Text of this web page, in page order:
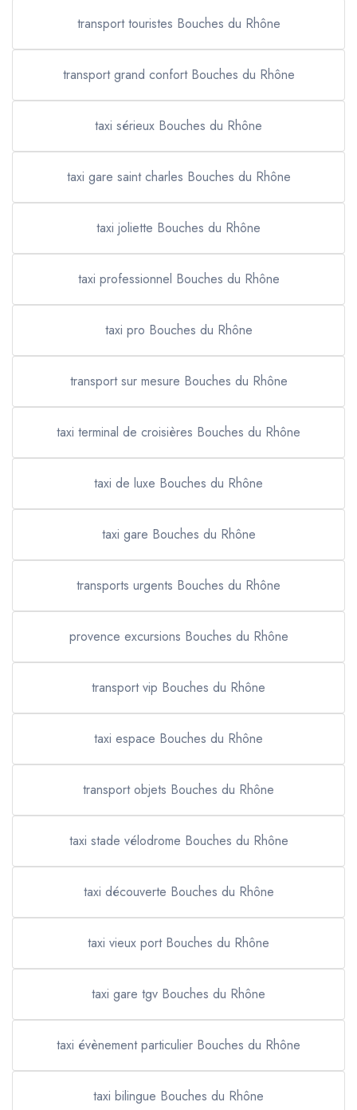
transport touristes Bouches du Rhône
transport grand confort Bouches du Rhône
taxi sérieux Bouches du Rhône
taxi gare saint charles Bouches du Rhône
taxi joliette Bouches du Rhône
taxi professionnel Bouches du Rhône
taxi pro Bouches du Rhône
transport sur mesure Bouches du Rhône
taxi terminal de croisières Bouches du Rhône
taxi de luxe Bouches du Rhône
taxi gare Bouches du Rhône
transports urgents Bouches du Rhône
provence excursions Bouches du Rhône
transport vip Bouches du Rhône
taxi espace Bouches du Rhône
transport objets Bouches du Rhône
taxi stade vélodrome Bouches du Rhône
taxi découverte Bouches du Rhône
taxi vieux port Bouches du Rhône
taxi gare tgv Bouches du Rhône
taxi évènement particulier Bouches du Rhône
taxi bilingue Bouches du Rhône